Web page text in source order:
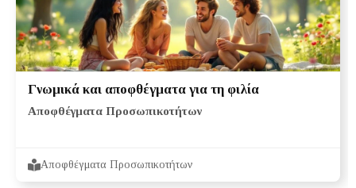
Γνωμικά και αποφθέγματα για τη φιλία
Αποφθέγματα Προσωπικοτήτων
Αποφθέγματα Προσωπικοτήτων